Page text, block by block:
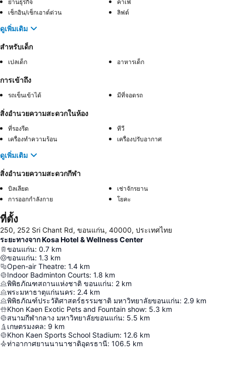
ย่านธุรกิจ
คาเฟ่
เช็กอิน/เช็กเอาต์ด่วน
ลิฟต์
ดูเพิ่มเติม
สำหรับเด็ก
เปลเด็ก อาหารเด็ก
การเข้าถึง
รถเข็นเข้าได้ มีที่จอดรถ
สิ่งอำนวยความสะดวกในห้อง
ที่รองรีด
ทีวี
เครื่องทำความร้อน
เครื่องปรับอากาศ
ดูเพิ่มเติม
สิ่งอำนวยความสะดวกกีฬา
บิลเลียด
เช่าจักรยาน
การออกกำลังกาย
โยคะ
ที่ตั้ง
250, 252 Sri Chant Rd, ขอนแก่น, 40000, ประเทศไทย
ระยะทางจาก Kosa Hotel & Wellness Center
ขอนแก่น: 0.7 km
ขอนแก่น: 1.3 km
Open-air Theatre: 1.4 km
Indoor Badminton Courts: 1.8 km
พิพิธภัณฑสถานแห่งชาติ ขอนแก่น: 2 km
พระมหาธาตุแก่นนคร: 2.4 km
พิพิธภัณฑ์ประวัติศาสตร์ธรรมชาติ มหาวิทยาลัยขอนแก่น: 2.9 km
Khon Kaen Exotic Pets and Fountain show: 5.3 km
สนามกีฬากลาง มหาวิทยาลัยขอนแก่น: 5.5 km
เกษตรมงคล: 9 km
Khon Kaen Sports School Stadium: 12.6 km
ท่าอากาศยานนานาชาติอุดรธานี: 106.5 km